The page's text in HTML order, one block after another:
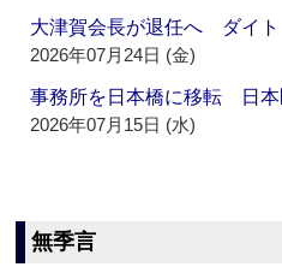
大津賀会長が退任へ ダイト
2026年07月24日 (金)
事務所を日本橋に移転 日本
2026年07月15日 (水)
無季言